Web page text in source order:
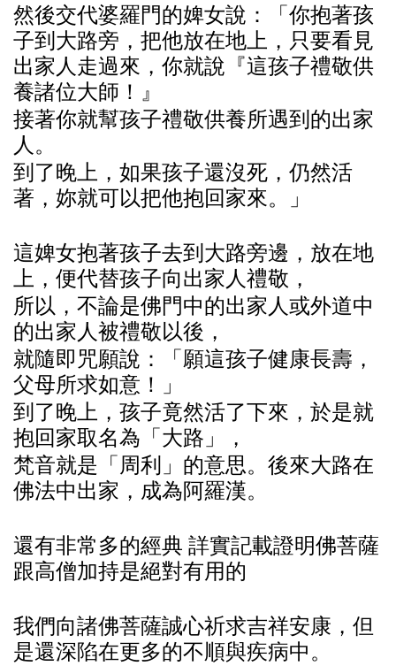
然後交代婆羅門的婢女說 ：「 你抱著孩
子到大路旁，把他放在地上，只要看 見
出家人走過來 ， 你就說 『這孩子禮敬供
養諸位大師 ！』
接著你就幫孩子禮敬供養所遇到的出家
人。
到了晚 上，如果孩子還沒死，仍然活
著， 妳就可以把他抱回家來。」
這婢女抱著孩子去到大路旁邊 ，放在地
上，便代替孩子向出家人禮敬，
所以，不論是佛門中的出家人或外道中
的出家人被禮敬以後，
就隨即咒願說 ：「 願這孩子健康長壽 ，
父母所求如意！」
到了晚 上，孩子竟然活了下來 ，於是就
抱回家取名為 「大路」，
梵音就是「周利」的意思。後來大路在
佛法中出家，成為阿羅漢。
還有非常多的經典 詳實記載證明佛菩薩
跟高僧加持是絕對有用的
我們向諸佛菩薩誠心祈求吉祥安康，但
是還深陷在更多的不順與疾病中。